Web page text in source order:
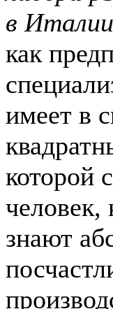
в Италии
как
имеет в
которой
человек,
знают